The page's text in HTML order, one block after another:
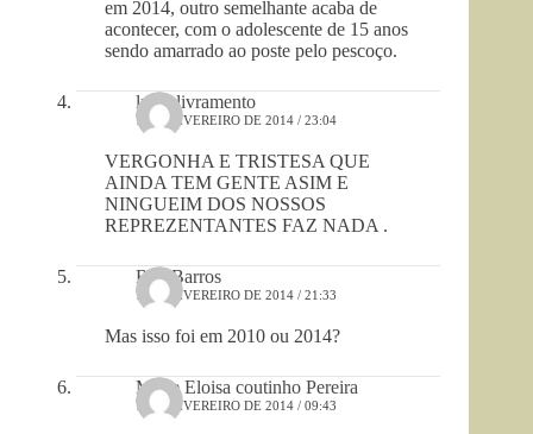
em 2014, outro semelhante acaba de
acontecer, com o adolescente de 15 anos
sendo amarrado ao poste pelo pescoço.
lucia livramento
7 DE FEVEREIRO DE 2014 / 23:04
VERGONHA E TRISTESA QUE
AINDA TEM GENTE ASIM E
NINGUEIM DOS NOSSOS
REPREZENTANTES FAZ NADA .
Rita Barros
7 DE FEVEREIRO DE 2014 / 21:33
Mas isso foi em 2010 ou 2014?
Meire Eloisa coutinho Pereira
7 DE FEVEREIRO DE 2014 / 09:43